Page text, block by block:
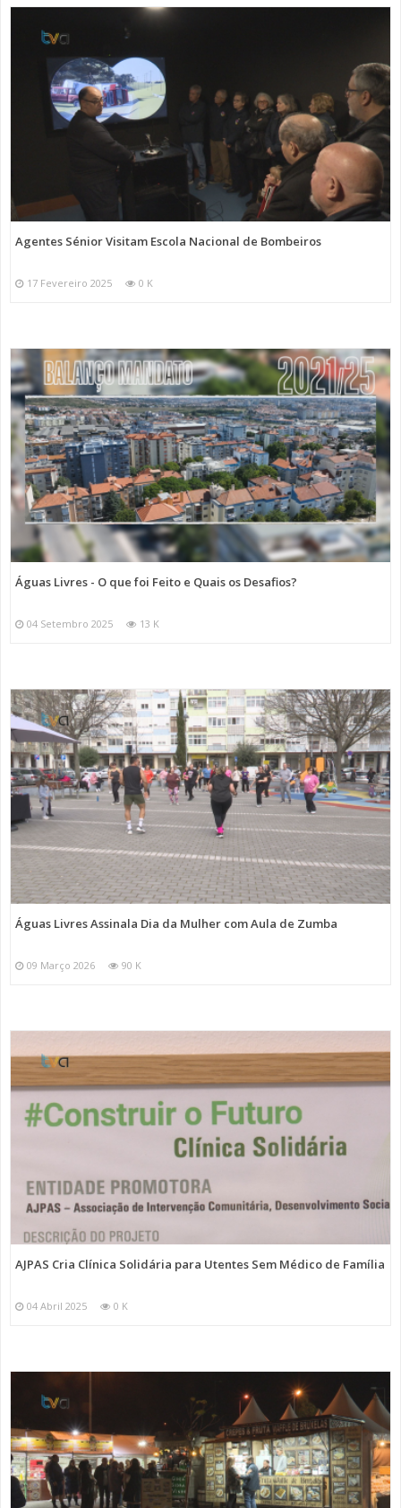
Agentes Sénior Visitam Escola Nacional de Bombeiros
17 Fevereiro 2025 0 K
Águas Livres - O que foi Feito e Quais os Desafios?
04 Setembro 2025 13 K
Águas Livres Assinala Dia da Mulher com Aula de Zumba
09 Março 2026 90 K
AJPAS Cria Clínica Solidária para Utentes Sem Médico de Família
04 Abril 2025 0 K